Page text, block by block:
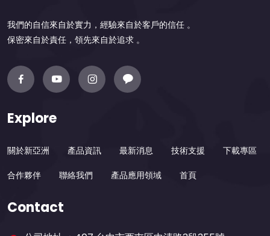
我們的自信來自於實力，經驗來自於客戶的信任 。
保密來自於責任，領先來自於追求 。
Explore
關於新亞洲 產品資訊 最新消息 技術支援 下載專區
合作夥伴 聯絡我們 產品應用領域 首頁
Contact